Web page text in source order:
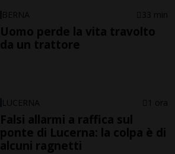
BERNA 33 min
Uomo perde la vita travolto
da un trattore
LUCERNA 1 ora
Falsi allarmi a raffica sul
ponte di Lucerna: la colpa è di
alcuni ragnetti